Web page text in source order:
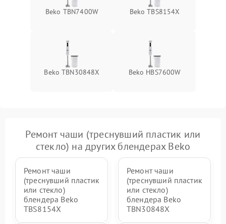
Beko TBN7400W Beko TBS8154X
Beko TBN30848X Beko HBS7600W
Ремонт чаши (треснувший пластик или
стекло) на других блендерах Beko
Ремонт чаши
(треснувший пластик
или стекло)
блендера Beko
TBS8154X
Ремонт чаши
(треснувший пластик
или стекло)
блендера Beko
TBN30848X